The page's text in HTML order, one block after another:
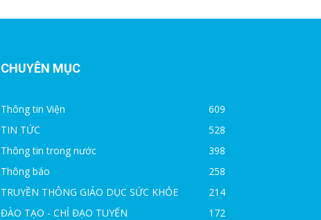
CHUYÊN MỤC
Thông tin Viện
609
TIN TỨC
528
Thông tin trong nước
398
Thông báo
258
TRUYỀN THÔNG GIÁO DỤC SỨC KHỎE
214
ĐÀO TẠO - CHỈ ĐẠO TUYẾN
172